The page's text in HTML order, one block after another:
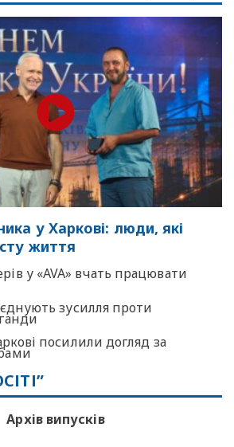
у Харкові: люди, які
життя
у «AVA» вчать працювати
зусилля проти
посилили догляд за
Архів випусків